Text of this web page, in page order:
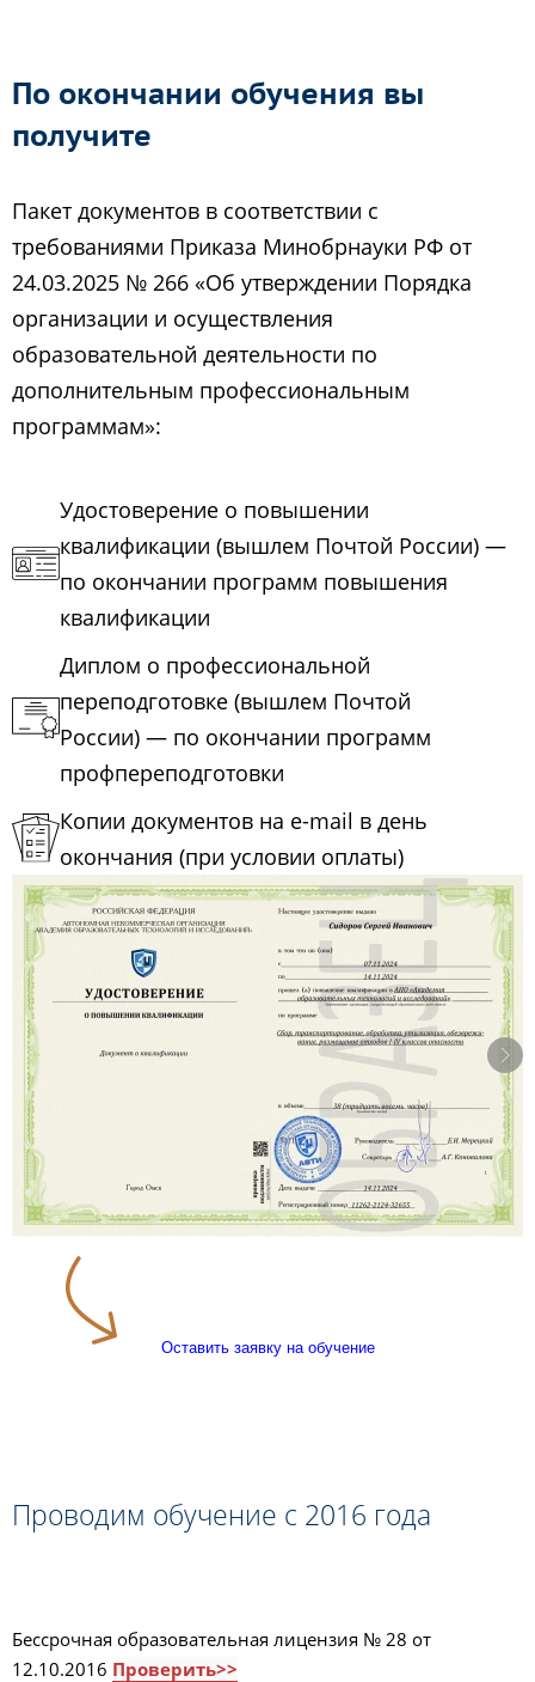
По окончании обучения вы
получите
Пакет документов в соответствии с
требованиями Приказа Минобрнауки РФ от
24.03.2025 № 266 «Об утверждении Порядка
организации и осуществления
образовательной деятельности по
дополнительным профессиональным
программам»:
Удостоверение о повышении
квалификации (вышлем Почтой России) —
по окончании программ повышения
квалификации
Диплом о профессиональной
переподготовке (вышлем Почтой
России) — по окончании программ
профпереподготовки
Копии документов на e-mail в день
окончания (при условии оплаты)
Оставить заявку на обучение
Проводим обучение с 2016 года
Бессрочная образовательная лицензия № 28 от
12.10.2016 Проверить>>